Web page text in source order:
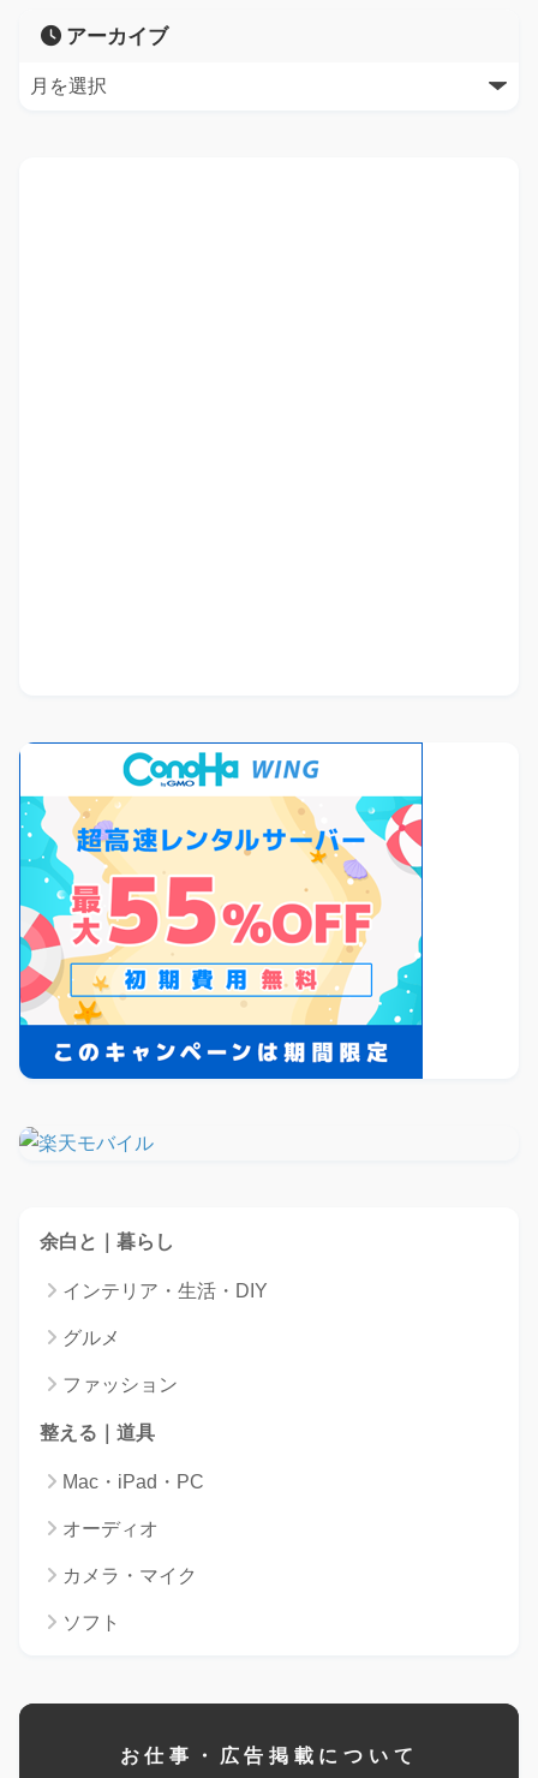
アーカイブ
余白と｜暮らし
インテリア・生活・DIY
グルメ
ファッション
整える｜道具
Mac・iPad・PC
オーディオ
カメラ・マイク
ソフト
お仕事・広告掲載について